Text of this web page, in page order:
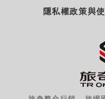
隱私權政策與